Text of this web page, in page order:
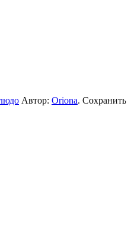
Автор: Oriona. Сохранить